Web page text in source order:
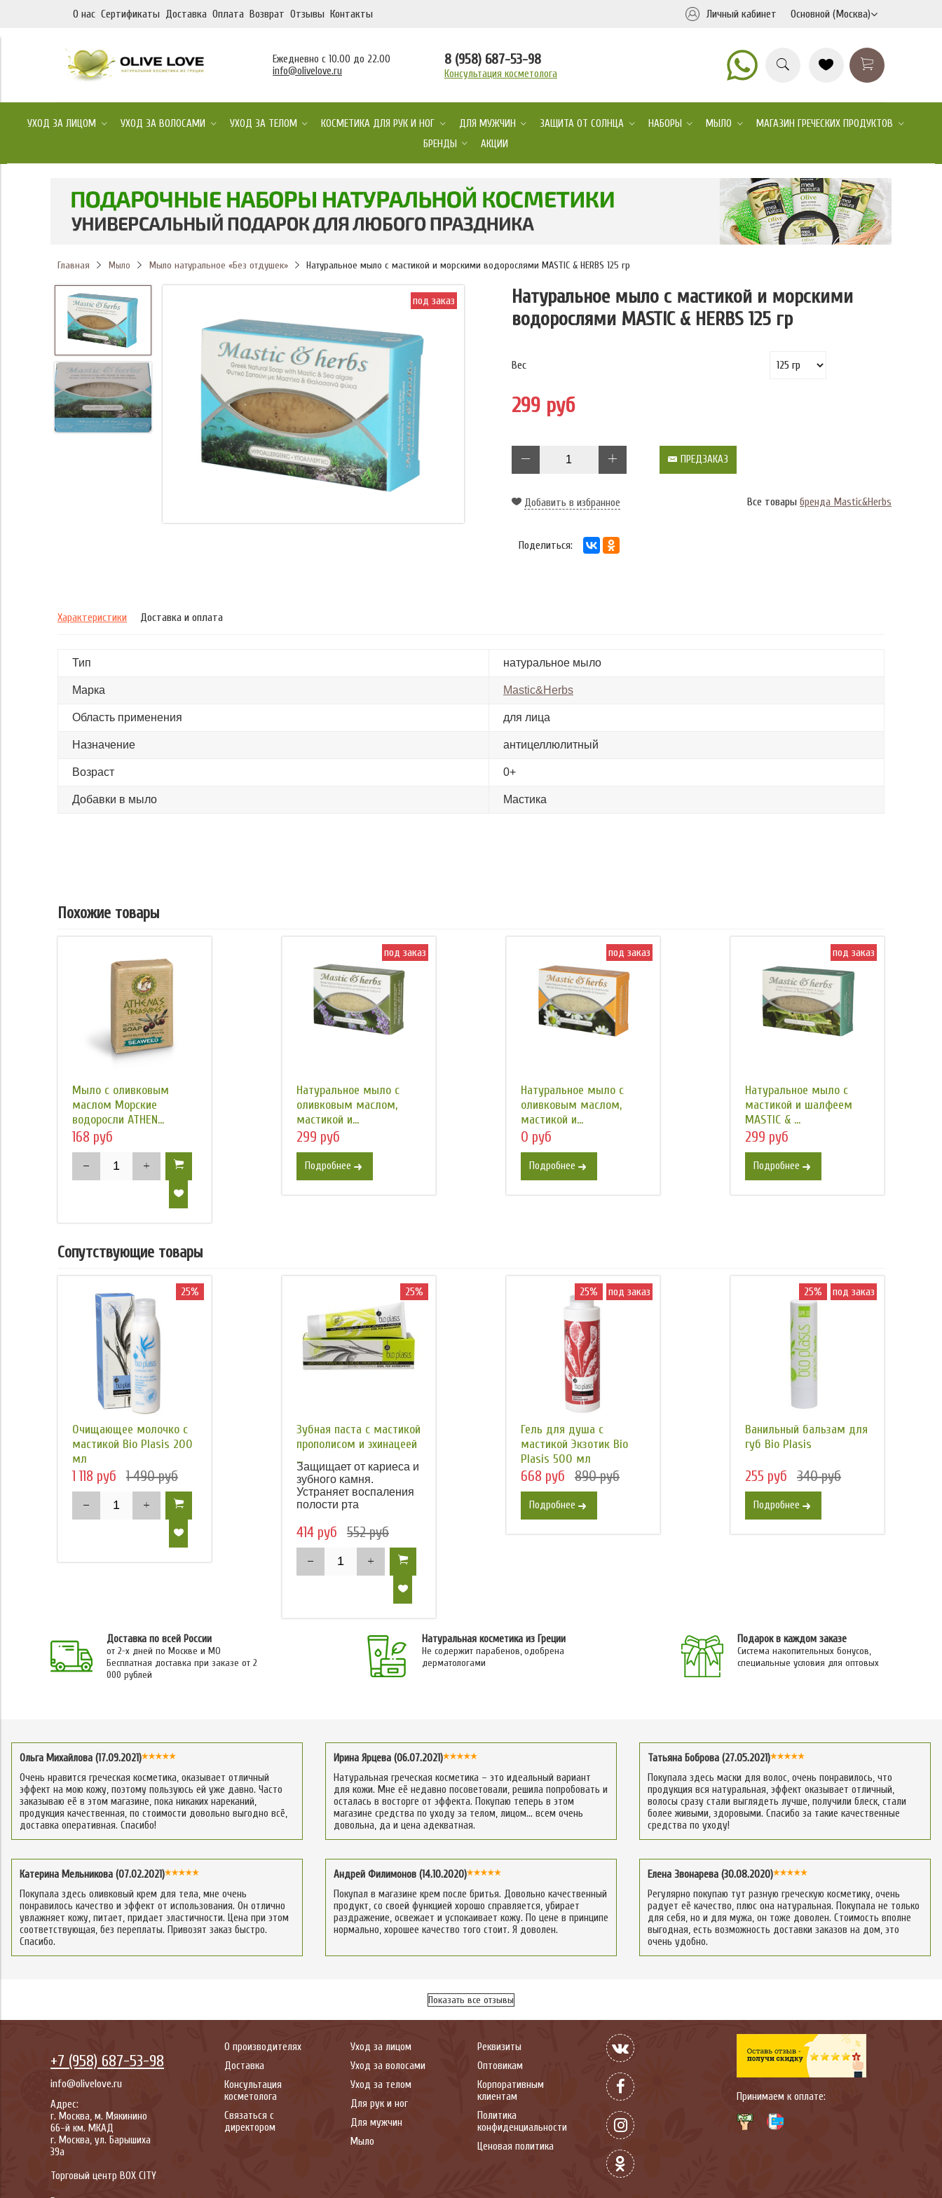
О нас Сертификаты Доставка Оплата Возврат Отзывы Контакты Личный кабинет Основной (Москва)
Ежедневно с 10.00 до 22.00
info@olivelove.ru
8 (958) 687-53-98
Консультация косметолога
УХОД ЗА ЛИЦОМ УХОД ЗА ВОЛОСАМИ УХОД ЗА ТЕЛОМ КОСМЕТИКА ДЛЯ РУК И НОГ ДЛЯ МУЖЧИН ЗАЩИТА ОТ СОЛНЦА НАБОРЫ МЫЛО
МАГАЗИН ГРЕЧЕСКИХ ПРОДУКТОВ
БРЕНДЫ
АКЦИИ
Главная Мыло Мыло натуральное «Без отдушек» Натуральное мыло с мастикой и морскими водорослями MASTIC & HERBS 125 гр
под заказ
Натуральное мыло с мастикой и морскими
водорослями MASTIC & HERBS 125 гр
Вес
299 руб
ПРЕДЗАКАЗ
Добавить в избранное Все товары бренда Mastic&Herbs
Поделиться:
Характеристики Доставка и оплата
Тип натуральное мыло
Марка Mastic&Herbs
Область применения для лица
Назначение антицеллюлитный
Возраст 0+
Добавки в мыло Мастика
Похожие товары
Мыло с оливковым
маслом Морские
водоросли ATHEN...
168 руб
под заказ
Натуральное мыло с
оливковым маслом,
мастикой и...
299 руб
Подробнее
под заказ
Натуральное мыло с
оливковым маслом,
мастикой и...
0 руб
Подробнее
под заказ
Натуральное мыло с
мастикой и шалфеем
MASTIC & ...
299 руб
Подробнее
Сопутствующие товары
25%
Очищающее молочко с
мастикой Bio Plasis 200
мл
1 118 руб 1 490 руб
25%
Зубная паста с мастикой
прополисом и эхинацеей
...
Защищает от кариеса и
зубного камня.
Устраняет воспаления
полости рта
414 руб 552 руб
25% под заказ
Гель для душа с
мастикой Экзотик Bio
Plasis 500 мл
668 руб 890 руб
Подробнее
25% под заказ
Ванильный бальзам для
губ Bio Plasis
255 руб 340 руб
Подробнее
Доставка по всей России
от 2-х дней по Москве и МО
Бесплатная доставка при заказе от 2
000 рублей
Натуральная косметика из Греции
Не содержит парабенов, одобрена
дерматологами
Подарок в каждом заказе
Система накопительных бонусов,
специальные условия для оптовых
Ольга Михайлова (17.09.2021)
Очень нравится греческая косметика, оказывает отличный
эффект на мою кожу, поэтому пользуюсь ей уже давно. Часто
заказываю её в этом магазине, пока никаких нареканий,
продукция качественная, по стоимости довольно выгодно всё,
доставка оперативная. Спасибо!
Ирина Ярцева (06.07.2021)
Натуральная греческая косметика – это идеальный вариант
для кожи. Мне её недавно посоветовали, решила попробовать и
осталась в восторге от эффекта. Покупаю теперь в этом
магазине средства по уходу за телом, лицом… всем очень
довольна, да и цена адекватная.
Татьяна Боброва (27.05.2021)
Покупала здесь маски для волос, очень понравилось, что
продукция вся натуральная, эффект оказывает отличный,
волосы сразу стали выглядеть лучше, получили блеск, стали
более живыми, здоровыми. Спасибо за такие качественные
средства по уходу!
Катерина Мельникова (07.02.2021)
Покупала здесь оливковый крем для тела, мне очень
понравилось качество и эффект от использования. Он отлично
увлажняет кожу, питает, придает эластичности. Цена при этом
соответствующая, без переплаты. Привозят заказ быстро.
Спасибо.
Андрей Филимонов (14.10.2020)
Покупал в магазине крем после бритья. Довольно качественный
продукт, со своей функцией хорошо справляется, убирает
раздражение, освежает и успокаивает кожу. По цене в принципе
нормально, хорошее качество того стоит. Я доволен.
Елена Звонарева (30.08.2020)
Регулярно покупаю тут разную греческую косметику, очень
радует её качество, плюс она натуральная. Покупала не только
для себя, но и для мужа, он тоже доволен. Стоимость вполне
выгодная, есть возможность доставки заказов на дом, это
очень удобно.
Показать все отзывы
+7 (958) 687-53-98
info@olivelove.ru
Адрес:
г. Москва, м. Мякинино
66-й км. МКАД
г. Москва, ул. Барышиха
39а
Торговый центр BOX CITY
О производителях
Доставка
Консультация
косметолога
Связаться с
директором
Уход за лицом
Уход за волосами
Уход за телом
Для рук и ног
Для мужчин
Мыло
Реквизиты
Оптовикам
Корпоративным
клиентам
Политика
конфиденциальности
Ценовая политика
Принимаем к оплате: